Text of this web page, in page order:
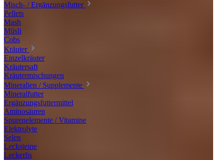
Misch- / Ergänzungsfutter
Pellets
Mash
Müsli
Cobs
Kräuter
Einzelkräuter
Kräutersaft
Kräutermischungen
Mineralien / Supplemente
Mineralfutter
Ergänzungsfuttermittel
Aminosäuren
Spurenelemente / Vitamine
Elektrolyte
Selen
Lecksteine
Leckerlis